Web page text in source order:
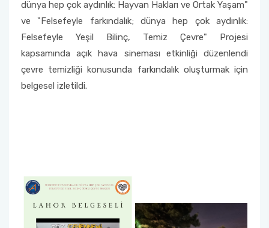
dünya hep çok aydınlık: Hayvan Hakları ve Ortak Yaşam"
ve "Felsefeyle farkındalık; dünya hep çok aydınlık:
Felsefeyle Yeşil Bilinç, Temiz Çevre" Projesi
kapsamında açık hava sineması etkinliği düzenlendi
çevre temizliği konusunda farkındalık oluşturmak için
belgesel izletildi.